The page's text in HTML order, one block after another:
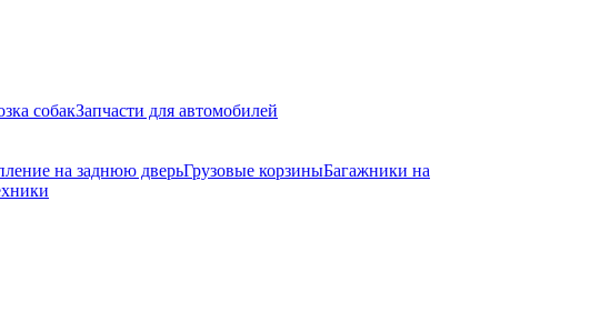
собакЗапчасти для автомобилей
на заднюю дверьГрузовые корзиныБагажники на